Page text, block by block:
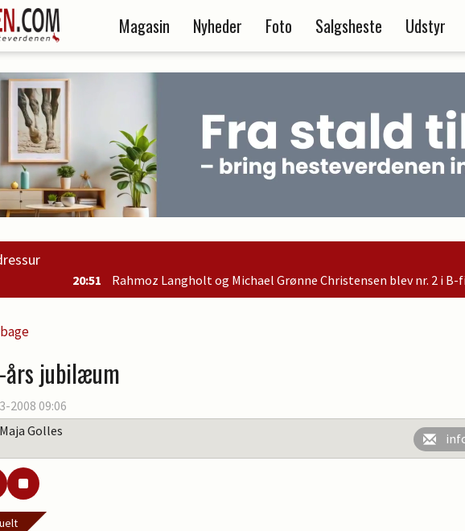
Magasin Nyheder Foto Salgsheste Udstyr
Langholt og Michael Grønne Christensen blev nr. 2 i B-finalen og er dermed
jubilæum
2008 09:06
Maja Golles